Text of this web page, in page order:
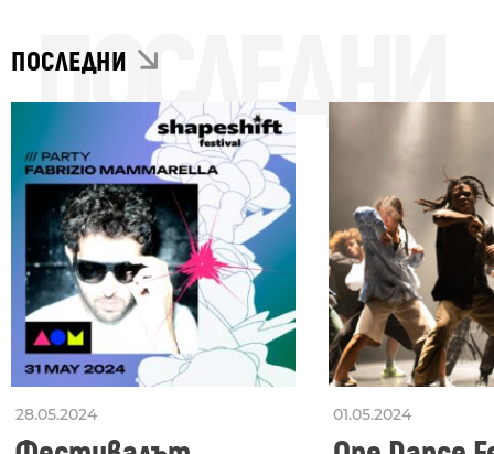
ПОСЛЕДНИ
ПОСЛЕДНИ
28.05.2024 01.05.2024